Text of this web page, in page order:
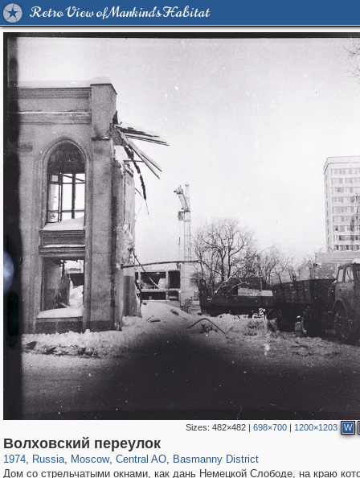
Retro View of Mankind's Habitat
Sizes:482×482 |698×700 | 1200×1203 W
Волховский переулок
1974, Russia
1,406,255 29,243
, Moscow
319,780 8,286
, Central AO
159,978 5,916
, Basmanny District
13,198
Дом со стрельчатыми окнами, как дань Немецкой Слободе, на краю